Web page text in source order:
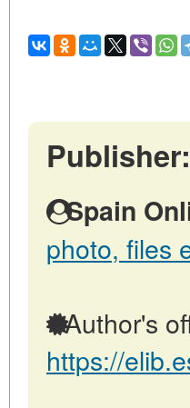
Publisher:
Spain
photo, files
Author's
https://